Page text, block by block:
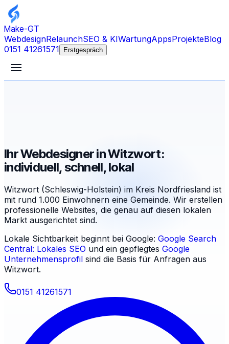
Make-GT
WebdesignRelaunchSEO & KIWartungAppsProjekteBlog
0151 41261571
Erstgespräch
Ihr Webdesigner in Witzwort:
individuell, schnell, lokal
Witzwort (Schleswig-Holstein) im Kreis Nordfriesland ist
mit rund 1.000 Einwohnern eine Gemeinde. Wir erstellen
professionelle Websites, die genau auf diesen lokalen
Markt ausgerichtet sind.
Lokale Sichtbarkeit beginnt bei Google: Google Search
Central: Lokales SEO und ein gepflegtes Google
Unternehmensprofil sind die Basis für Anfragen aus
Witzwort.
0151 41261571